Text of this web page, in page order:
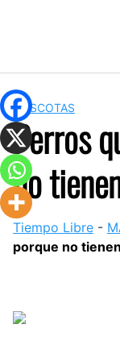
MASCOTAS
Perros
no
Tiempo Libre -
porque no